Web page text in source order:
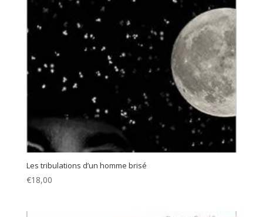
Les tribulations d’un homme brisé
€18,00